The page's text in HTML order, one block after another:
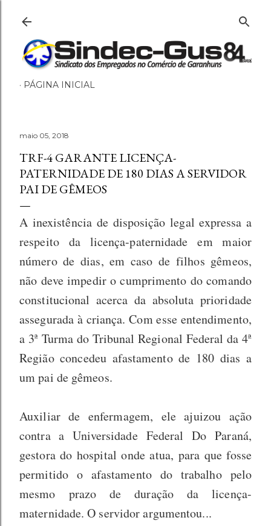
PÁGINA INICIAL
maio 05, 2018
TRF-4 GARANTE LICENÇA-
PATERNIDADE DE 180 DIAS A SERVIDOR
PAI DE GÊMEOS
A inexistência de disposição legal expressa a
respeito da licença-paternidade em maior
número de dias, em caso de filhos gêmeos,
não deve impedir o cumprimento do comando
constitucional acerca da absoluta prioridade
assegurada à criança. Com esse entendimento,
a 3ª Turma do Tribunal Regional Federal da 4ª
Região concedeu afastamento de 180 dias a
um pai de gêmeos.
Auxiliar de enfermagem, ele ajuizou ação
contra a Universidade Federal Do Paraná,
gestora do hospital onde atua, para que fosse
permitido o afastamento do trabalho pelo
mesmo prazo de duração da licença-
maternidade. O servidor argumentou...